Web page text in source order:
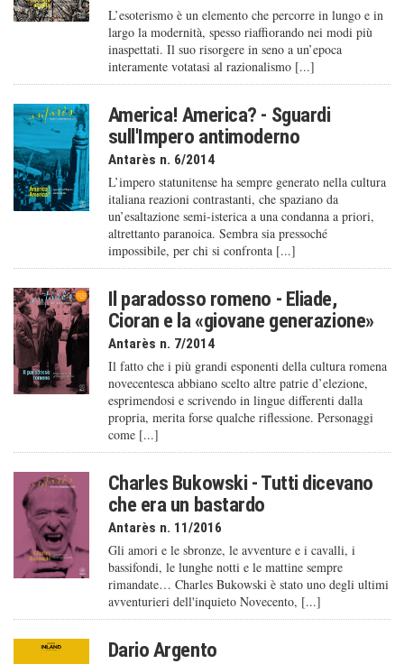
L’esoterismo è un elemento che percorre in lungo e in
largo la modernità, spesso riaffiorando nei modi più
inaspettati. Il suo risorgere in seno a un’epoca
interamente votatasi al razionalismo [...]
America! America? - Sguardi
sull'Impero antimoderno
Antarès n. 6/2014
L’impero statunitense ha sempre generato nella cultura
italiana reazioni contrastanti, che spaziano da
un’esaltazione semi-isterica a una condanna a priori,
altrettanto paranoica. Sembra sia pressoché
impossibile, per chi si confronta [...]
Il paradosso romeno - Eliade,
Cioran e la «giovane generazione»
Antarès n. 7/2014
Il fatto che i più grandi esponenti della cultura romena
novecentesca abbiano scelto altre patrie d’elezione,
esprimendosi e scrivendo in lingue differenti dalla
propria, merita forse qualche riflessione. Personaggi
come [...]
Charles Bukowski - Tutti dicevano
che era un bastardo
Antarès n. 11/2016
Gli amori e le sbronze, le avventure e i cavalli, i
bassifondi, le lunghe notti e le mattine sempre
rimandate… Charles Bukowski è stato uno degli ultimi
avventurieri dell'inquieto Novecento, [...]
Dario Argento